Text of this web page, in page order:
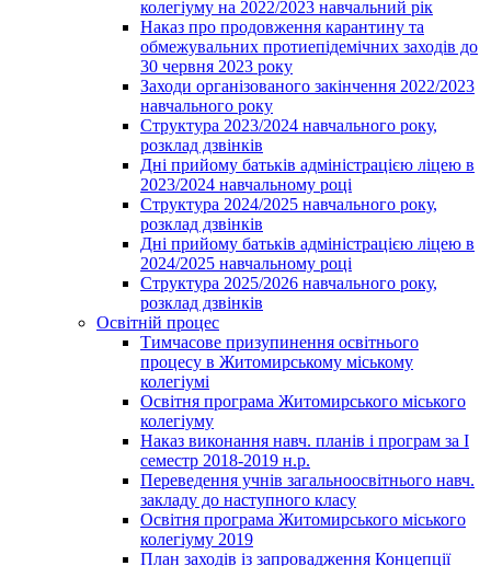
колегіуму на 2022/2023 навчальний рік
Наказ про продовження карантину та
обмежувальних протиепідемічних заходів до
30 червня 2023 року
Заходи організованого закінчення 2022/2023
навчального року
Структура 2023/2024 навчального року,
розклад дзвінків
Дні прийому батьків адміністрацією ліцею в
2023/2024 навчальному році
Структура 2024/2025 навчального року,
розклад дзвінків
Дні прийому батьків адміністрацією ліцею в
2024/2025 навчальному році
Структура 2025/2026 навчального року,
розклад дзвінків
Освітній процес
Тимчасове призупинення освітнього
процесу в Житомирському міському
колегіумі
Освітня програма Житомирського міського
колегіуму
Наказ виконання навч. планів і програм за І
семестр 2018-2019 н.р.
Переведення учнів загальноосвітнього навч.
закладу до наступного класу
Освітня програма Житомирського міського
колегіуму 2019
План заходів із запровадження Концепції